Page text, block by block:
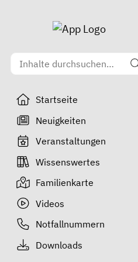
Startseite
Neuigkeiten
Veranstaltungen
Wissenswertes
Familienkarte
Videos
Notfallnummern
Downloads